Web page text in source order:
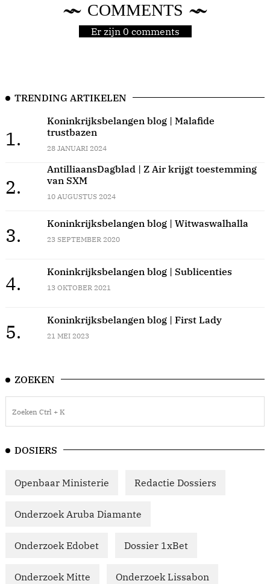
COMMENTS
Er zijn 0 comments
TRENDING ARTIKELEN
1.
Koninkrijksbelangen blog | Malafide
trustbazen
28 JANUARI 2024
2.
AntilliaansDagblad | Z Air krijgt toestemming
van SXM
10 AUGUSTUS 2024
3.
Koninkrijksbelangen blog | Witwaswalhalla
23 SEPTEMBER 2020
4.
Koninkrijksbelangen blog | Sublicenties
13 OKTOBER 2021
5.
Koninkrijksbelangen blog | First Lady
21 MEI 2023
ZOEKEN
DOSIERS
Openbaar Ministerie Redactie Dossiers
Onderzoek Aruba Diamante
Onderzoek Edobet Dossier 1xBet
Onderzoek Mitte Onderzoek Lissabon